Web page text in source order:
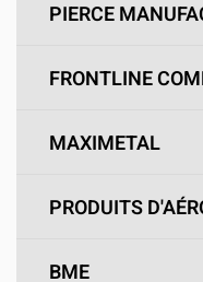
PIERCE
FRONTLINE
MAXIMETAL
PRODUITS
BME